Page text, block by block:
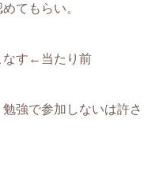
てもらい。
なす←当たり前
強で参加しないは許さ